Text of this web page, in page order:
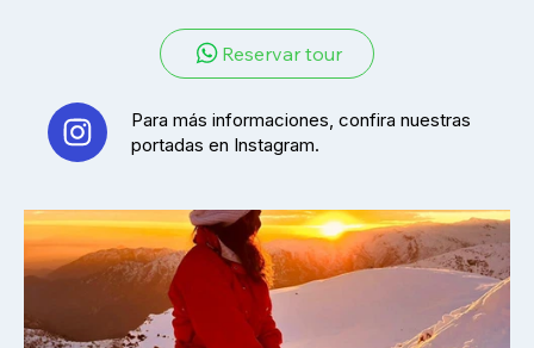
Reservar tour
Para más informaciones, confira nuestras
portadas en Instagram.